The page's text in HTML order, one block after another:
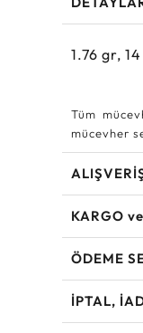
1.76gr,
Tüm
mücevher
KARGO
ÖDEME
İPTAL,